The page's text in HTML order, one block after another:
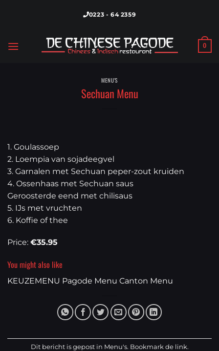
0223 - 64 2359
0
MENU'S
Sechuan Menu
1. Goulassoep
2. Loempia van sojadeegvel
3. Garnalen met Sechuan peper-zout kruiden
4. Ossenhaas met Sechuan saus
Geroosterde eend met chilisaus
5. IJs met vruchten
6. Koffie of thee
Price: €35.95
You might also like
KEUZEMENU Pagode Menu Canton Menu
Dit bericht is gepost in Menu's. Bookmark de link.